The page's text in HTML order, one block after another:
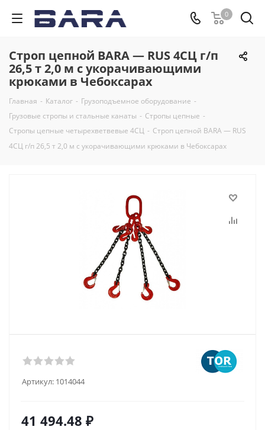
0
Строп цепной BARA — RUS 4СЦ г/п
26,5 т 2,0 м с укорачивающими
крюками в Чебоксарах
Главная - Каталог - Грузоподъемное оборудование -
Грузовые стропы и стальные канаты - Стропы цепные -
Стропы цепные четырехветвевые 4СЦ - Строп цепной BARA — RUS
4СЦ г/п 26,5 т 2,0 м с укорачивающими крюками в Чебоксарах
Артикул: 1014044
41 494.48 ₽